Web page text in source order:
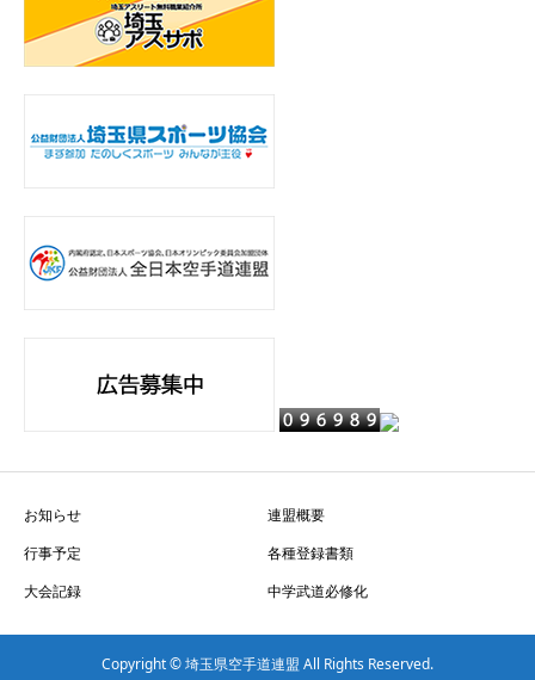
お知らせ
連盟概要
行事予定
各種登録書類
大会記録
中学武道必修化
Copyright © 埼玉県空手道連盟 All Rights Reserved.